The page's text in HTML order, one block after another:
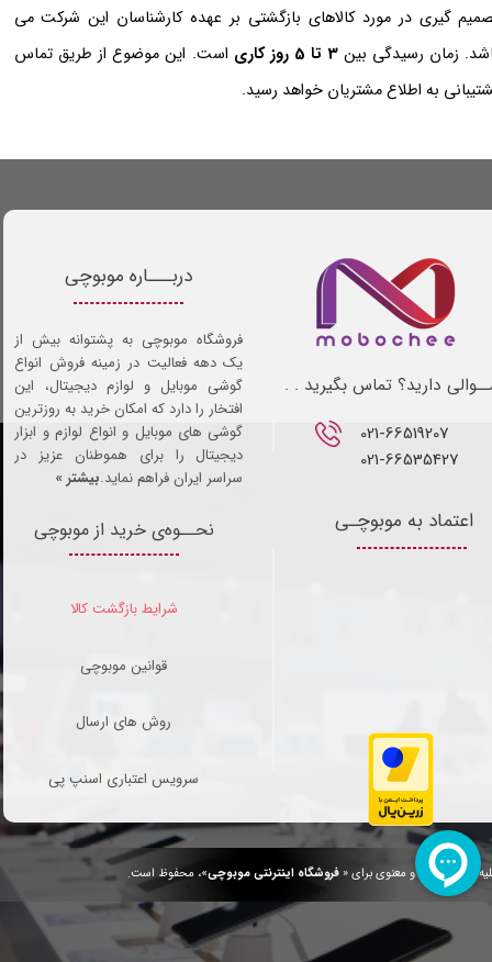
گیری در مورد کالاهای بازگشتی بر عهده کارشناسان این شرکت می
زمان رسیدگی بین3 تا 5 روز کاری
است. این موضوع از طریق تماس
به اطلاع مشتریان خواهد رسید.
حقوق مادی و معنوی برای «فروشگاه اینترنتی موبوچی»، محفوظ است.
021-66519207​​​​​​​
021-66535427
دارید؟ تماس بگیرید . .
نحــوه‌ی خرید از موبوچی
شرایط بازگشت کالا
قوانین موبوچی
روش های ارسال
سرویس اعتباری اسنپ پی
اعتماد به موبوچـی
دربـــاره موبوچی
فروشگاه موبوچی به پشتوانه بیش از
یک دهه فعالیت در زمینه فروش انواع
گوشی موبایل و لوازم دیجیتال، این
افتخار را دارد که امکان خرید به روزترین
گوشی های موبایل و انواع لوازم و ابزار
دیجیتال را برای هموطنان عزیز در
سراسر ایران فراهم نماید.بیشتر »